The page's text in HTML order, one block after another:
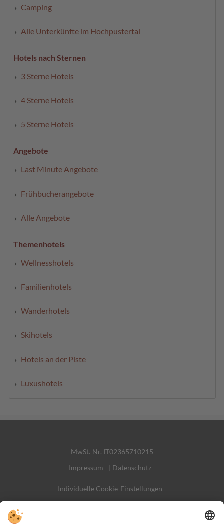
Camping
Alle Unterkünfte im Hochpustertal
Hotels nach Sternen
3 Sterne Hotels
4 Sterne Hotels
5 Sterne Hotels
Angebote
Last Minute Angebote
Frühbucherangebote
Alle Angebote
Themenhotels
Wellnesshotels
Familienhotels
Wanderhotels
Skihotels
Hotels an der Piste
Luxushotels
MwSt.-Nr. IT02365710215
Impressum
| Datenschutz
Individuelle Cookie-Einstellungen